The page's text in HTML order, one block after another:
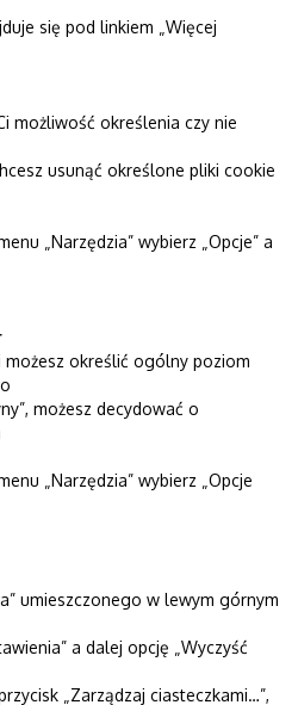
się pod linkiem „Więcej
możliwość określenia czy nie
usunąć określone pliki cookie
„Narzędzia” wybierz „Opcje” a
określić ogólny poziom
możesz decydować o
„Narzędzia” wybierz „Opcje
umieszczonego w lewym górnym
a dalej opcję „Wyczyść
„Zarządzaj ciasteczkami…”,